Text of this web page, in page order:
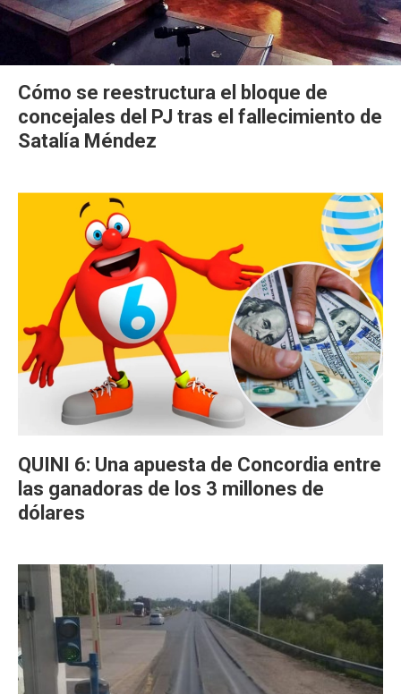
Cómo se reestructura el bloque de
concejales del PJ tras el fallecimiento de
Satalía Méndez
QUINI 6: Una apuesta de Concordia entre
las ganadoras de los 3 millones de
dólares